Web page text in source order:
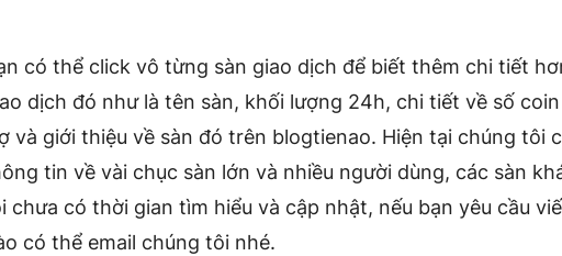
có thể click vô từng sàn giao dịch để biết thêm chi tiết
dịch đó như là tên sàn, khối lượng 24h, chi tiết về số
và giới thiệu về sàn đó trên blogtienao. Hiện tại chúng tôi
tin về vài chục sàn lớn và nhiều người dùng, các sàn
chưa có thời gian tìm hiểu và cập nhật, nếu bạn yêu cầu
có thể email chúng tôi nhé.